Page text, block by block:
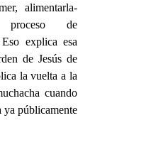
alimentarla-
de
explica esa
de Jesús de
la vuelta a la
cuando
ya públicamente